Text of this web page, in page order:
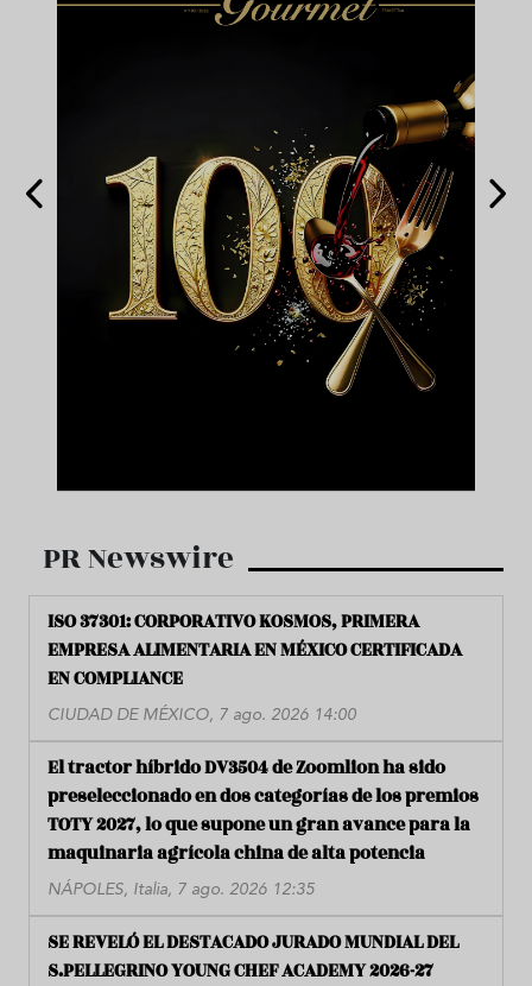
PR Newswire
ISO 37301: CORPORATIVO KOSMOS, PRIMERA
EMPRESA ALIMENTARIA EN MÉXICO CERTIFICADA
EN COMPLIANCE
CIUDAD DE MÉXICO, 7 ago. 2026 14:00
El tractor híbrido DV3504 de Zoomlion ha sido
preseleccionado en dos categorías de los premios
TOTY 2027, lo que supone un gran avance para la
maquinaria agrícola china de alta potencia
NÁPOLES, Italia, 7 ago. 2026 12:35
SE REVELÓ EL DESTACADO JURADO MUNDIAL DEL
S.PELLEGRINO YOUNG CHEF ACADEMY 2026-27